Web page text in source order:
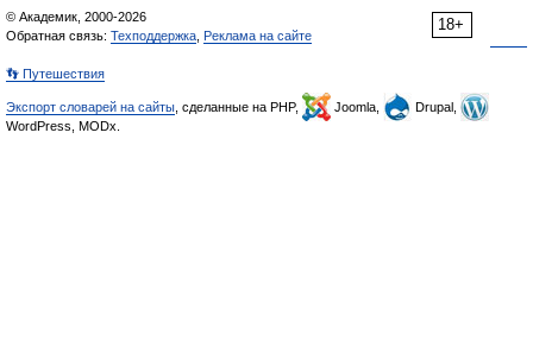
18+
© Академик, 2000-2026
Обратная связь: Техподдержка Реклама на сайте
👣 Путешествия
Экспорт словарей на сайты , сделанные на PHP, Joomla,
Drupal,
WordPress, MODx.